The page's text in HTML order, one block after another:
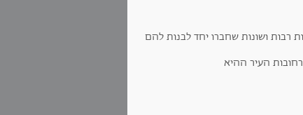
רבות ושונות שחברו יחד לבנות להם